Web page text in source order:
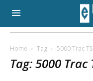
Home Tag 5000 Trac TS
Tag: 5000 Trac